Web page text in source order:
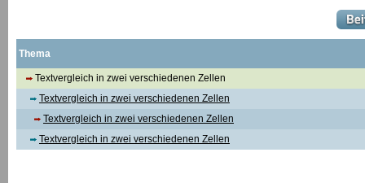
Thema
Textvergleich in zwei verschiedenen Zellen
Textvergleich in zwei verschiedenen Zellen
Textvergleich in zwei verschiedenen Zellen
Textvergleich in zwei verschiedenen Zellen